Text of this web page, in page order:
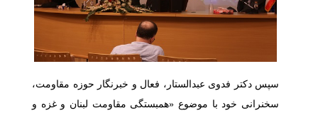
سپس دکتر فدوی عبدالستار، فعال و خبرنگار حوزه مقاومت،
سخنرانی خود با موضوع «همبستگی مقاومت لبنان و غزه و